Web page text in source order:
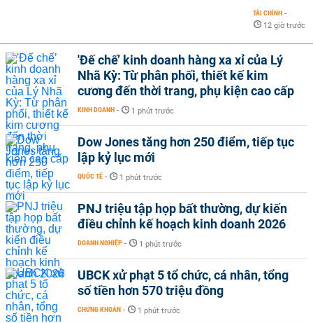
TÀI CHÍNH -
12 giờ trước
'Đế chế’ kinh doanh hàng xa xỉ của Lý
Nhã Kỳ: Từ phân phối, thiết kế kim
cương đến thời trang, phụ kiện cao cấp
KINH DOANH - 1 phút trước
Dow Jones tăng hơn 250 điểm, tiếp tục
lập kỷ lục mới
QUỐC TẾ - 1 phút trước
PNJ triệu tập họp bất thường, dự kiến
điều chỉnh kế hoạch kinh doanh 2026
DOANH NGHIỆP - 1 phút trước
UBCK xử phạt 5 tổ chức, cá nhân, tổng
số tiền hơn 570 triệu đồng
CHỨNG KHOÁN - 1 phút trước